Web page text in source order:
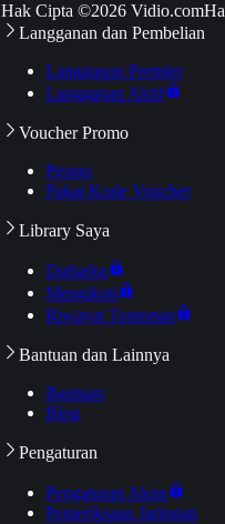
Hak Cipta ©2026 Vidio.com
Langganan dan Pembelian
Langganan Premier
Langganan Aktif
Voucher Promo
Promo
Pakai Kode Voucher
Library Saya
Daftarku
Mengikuti
Riwayat Tontonan
Bantuan dan Lainnya
Bantuan
Blog
Pengaturan
Pengaturan Akun
Pemeriksaan Jaringan